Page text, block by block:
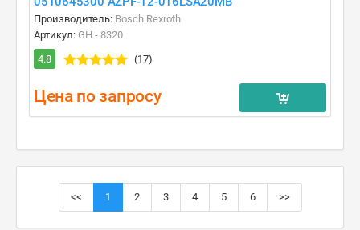
Производитель: Bosch Rexroth
Артикул: GH - 8320
4.8
(17)
Цена по запросу
<< 1 2 3 4 5 6 >>